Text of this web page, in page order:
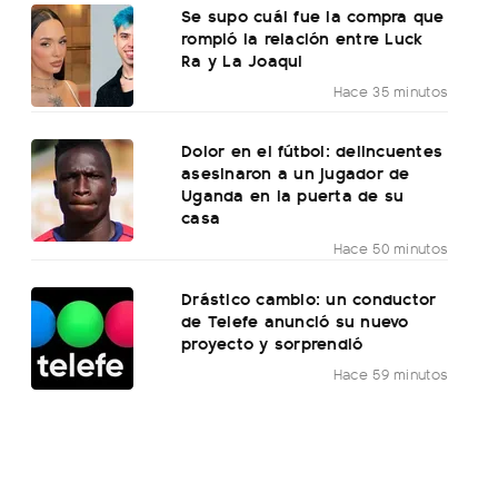
Se supo cuál fue la compra que
rompió la relación entre Luck
Ra y La Joaqui
Hace 35 minutos
Dolor en el fútbol: delincuentes
asesinaron a un jugador de
Uganda en la puerta de su
casa
Hace 50 minutos
Drástico cambio: un conductor
de Telefe anunció su nuevo
proyecto y sorprendió
Hace 59 minutos